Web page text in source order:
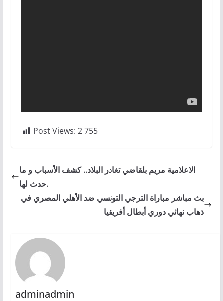
Post Views: 2 755
الاعلامية مريم بلقاضي تغادر البلاد.. كشف الأسباب و ما
حدث لها.
بث مباشر مباراة الترجي التونسي ضد الأهلي المصري في
ذهاب نهائي دوري أبطال أفريقيا
adminadmin